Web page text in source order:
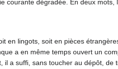
courante dégradée. En deux mots,
en lingots, soit en pièces
a en même temps ouvert un
a suffi, sans toucher au dépôt, de